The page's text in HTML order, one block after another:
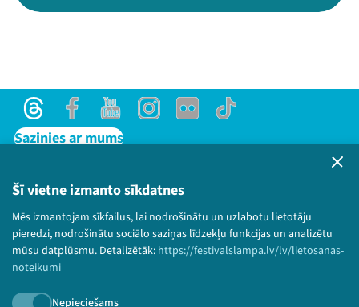
Šī vietne izmanto sīkdatnes
Mēs izmantojam sīkfailus, lai nodrošinātu un uzlabotu lietotāju
pieredzi, nodrošinātu sociālo saziņas līdzekļu funkcijas un analizētu
mūsu datplūsmu. Detalizētāk: https://festivalslampa.lv/lv/lietosanas-
noteikumi
Nepieciešams
ThreadsFacebookYoutubeInstagram
Flick TikTok
Sazinies ar mums
Lietošanas noteikumi un sīkdatņu politika
Bērnu aizsardzības politika
© 2026 Sarunu festivāls LAMPA Visas tiesības
paturētas.